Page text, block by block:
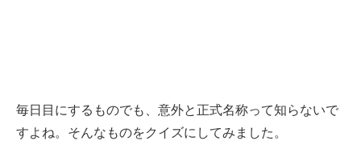
毎日目にするものでも、意外と正式名称って知らないで
すよね。そんなものをクイズにしてみました。